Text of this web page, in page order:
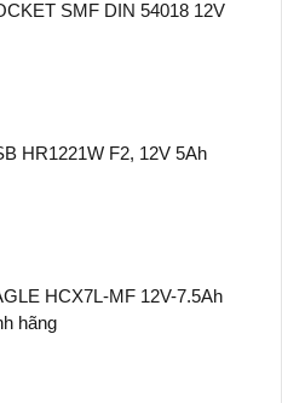
SMF DIN 54018 12V
HR1221W F2, 12V 5Ah
HCX7L-MF 12V-7.5Ah
hãng